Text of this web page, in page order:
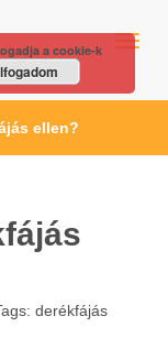
ellen?
derékfájás
a cookie-k